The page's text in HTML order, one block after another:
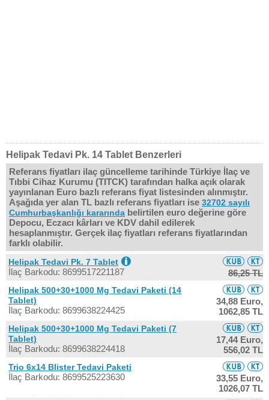
Helipak Tedavi Pk. 14 Tablet Benzerleri
Referans fiyatları ilaç güncelleme tarihinde Türkiye İlaç ve
Tıbbi Cihaz Kurumu (TITCK) tarafından halka açık olarak
yayınlanan Euro bazlı referans fiyat listesinden alınmıştır.
Aşağıda yer alan TL bazlı referans fiyatları ise 32702 sayılı
Cumhurbaşkanlığı kararında belirtilen euro değerine göre
Depocu, Eczacı kârları ve KDV dahil edilerek
hesaplanmıştır. Gerçek ilaç fiyatları referans fiyatlarından
farklı olabilir.
Helipak Tedavi Pk. 7 Tablet
İlaç Barkodu: 8699517221187 86,25 TL
Helipak 500+30+1000 Mg Tedavi Paketi (14
Tablet)
İlaç Barkodu: 8699638224425
34,88 Euro,
1062,85 TL
Helipak 500+30+1000 Mg Tedavi Paketi (7
Tablet)
İlaç Barkodu: 8699638224418
17,44 Euro,
556,02 TL
Trio 6x14 Blister Tedavi Paketi
İlaç Barkodu: 8699525223630
33,55 Euro,
1026,07 TL